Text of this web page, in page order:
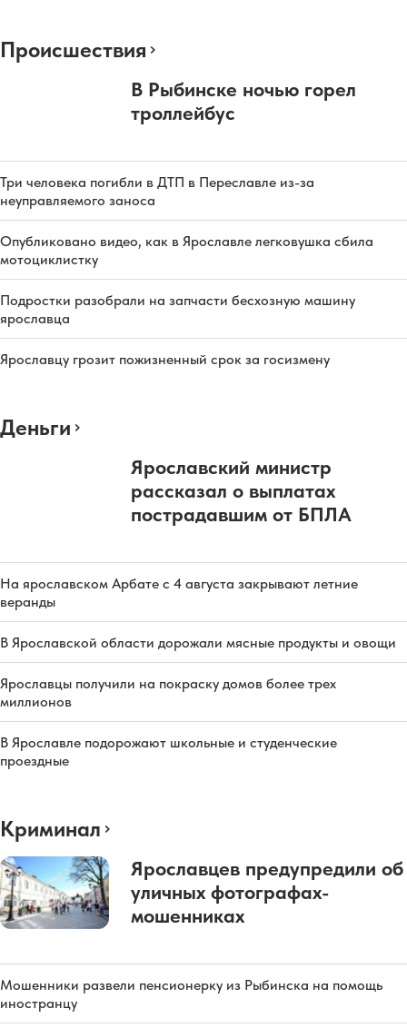
Происшествия
В Рыбинске ночью горел
троллейбус
Три человека погибли в ДТП в Переславле из-за
неуправляемого заноса
Опубликовано видео, как в Ярославле легковушка сбила
мотоциклистку
Подростки разобрали на запчасти бесхозную машину
ярославца
Ярославцу грозит пожизненный срок за госизмену
Деньги
Ярославский министр
рассказал о выплатах
пострадавшим от БПЛА
На ярославском Арбате с 4 августа закрывают летние
веранды
В Ярославской области дорожали мясные продукты и овощи
Ярославцы получили на покраску домов более трех
миллионов
В Ярославле подорожают школьные и студенческие
проездные
Криминал
Ярославцев предупредили об
уличных фотографах-
мошенниках
Мошенники развели пенсионерку из Рыбинска на помощь
иностранцу